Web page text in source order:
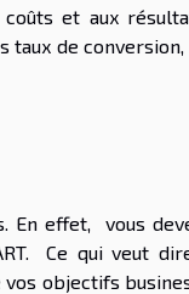
et aux
taux de conversion,
En effet, vous
Ce qui veut
objectifs